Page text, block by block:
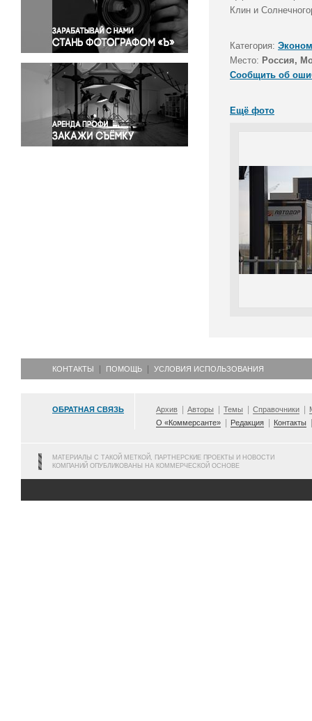
Правосудие
Происшествия и конфликты
Религия
Светская жизнь
Спорт
Экология
Экономика и бизнес
Клин и
Категория:
Место: Россия,
Сообщить об
Ещё фото
КОНТАКТЫ ПОМОЩЬ УСЛОВИЯ ИСПОЛЬЗОВАНИЯ
ОБРАТНАЯ СВЯЗЬ Архив Авторы Темы Справочники
О «Коммерсанте»
Редакция Контакты
МАТЕРИАЛЫ С ТАКОЙ МЕТКОЙ, ПАРТНЕРСКИЕ ПРОЕКТЫ И НОВОСТИ
КОМПАНИЙ ОПУБЛИКОВАНЫ НА КОММЕРЧЕСКОЙ ОСНОВЕ